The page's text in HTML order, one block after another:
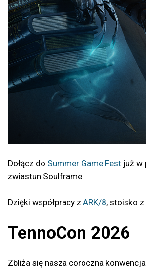
Dołącz do Summer Game Fest już w
zwiastun Soulframe.
Dzięki współpracy z ARK/8, stoisko
TennoCon 2026
Zbliża się nasza coroczna